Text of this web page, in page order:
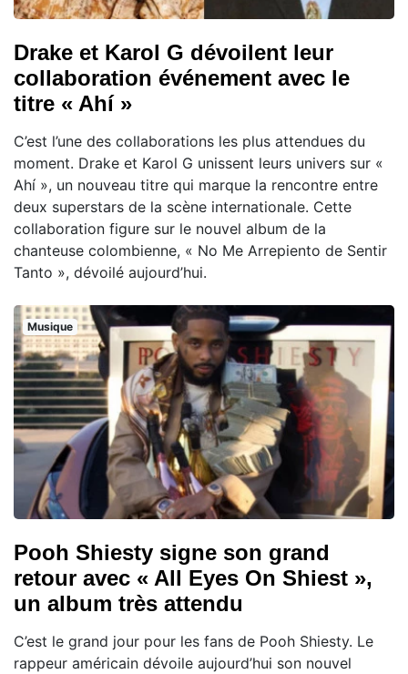
Drake et Karol G dévoilent leur
collaboration événement avec le
titre « Ahí »
C’est l’une des collaborations les plus attendues du
moment. Drake et Karol G unissent leurs univers sur «
Ahí », un nouveau titre qui marque la rencontre entre
deux superstars de la scène internationale. Cette
collaboration figure sur le nouvel album de la
chanteuse colombienne, « No Me Arrepiento de Sentir
Tanto », dévoilé aujourd’hui.
Musique
Pooh Shiesty signe son grand
retour avec « All Eyes On Shiest »,
un album très attendu
C’est le grand jour pour les fans de Pooh Shiesty. Le
rappeur américain dévoile aujourd’hui son nouvel